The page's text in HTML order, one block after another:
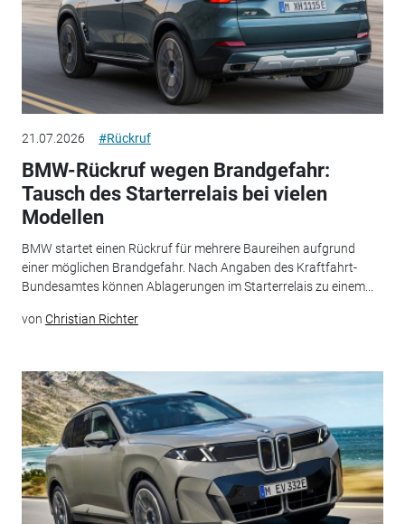
21.07.2026 #Rückruf
BMW-Rückruf wegen Brandgefahr:
Tausch des Starterrelais bei vielen
Modellen
BMW startet einen Rückruf für mehrere Baureihen aufgrund
einer möglichen Brandgefahr. Nach Angaben des Kraftfahrt-
Bundesamtes können Ablagerungen im Starterrelais zu einem...
von Christian Richter